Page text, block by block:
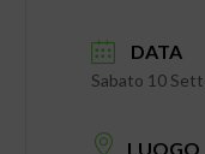
DATA
Sabato 10
LUOGO